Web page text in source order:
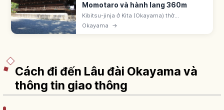
Momotaro và hành lang 360m
Kibitsu-jinja ở Kita (Okayama) thờ
Kibitsuhiko-no-Mikoto - hình mẫu
Momotaro. Ichinomiya Bitchu. Chính điện
Okayama →
Cách đi đến Lâu đài Okayama và
thông tin giao thông